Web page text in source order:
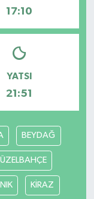
17:10
YATSI
21:51
BEYDAĞ
KİRAZ